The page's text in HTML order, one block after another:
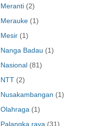
Meranti (2)
Merauke (1)
Mesir (1)
Nanga Badau (1)
Nasional (81)
NTT (2)
Nusakambangan (1)
Olahraga (1)
Palangka raya (31)